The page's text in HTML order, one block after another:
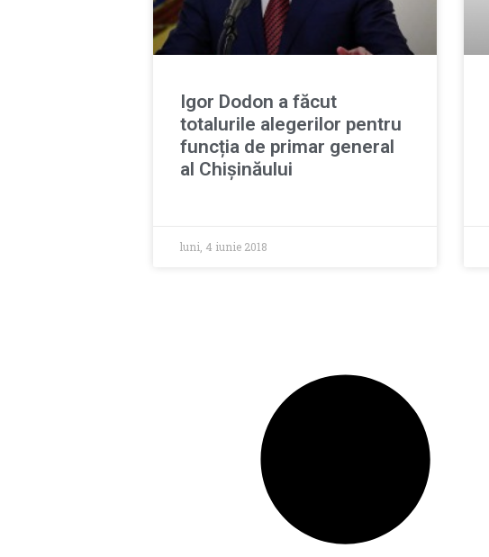
Igor Dodon a făcut
totalurile alegerilor pentru
funcția de primar general
al Chișinăului
luni, 4 iunie 2018